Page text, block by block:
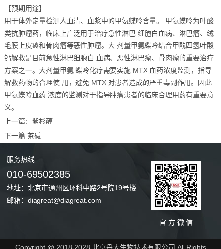
【预期用途】
用于体外定量检测人血清、血浆中的甲氨蝶呤含量。 甲氨蝶呤为叶酸
类抗肿瘤药，临床上广泛用于治疗急性淋巴 细胞白血病、淋巴瘤、绒
毛膜上皮癌和骨肉瘤等恶性肿瘤。大 剂量甲氨蝶吟结合甲酰四氢叶酸
钙解救是目前急性淋巴细胞白 血病、恶性淋巴瘤、骨肉瘤的重要治疗
方案之一。大剂量甲氨 蝶呤化疗需要实施 MTX 血药浓度监测，指导
解救药物的合理使 用，避免 MTX 对患者造成的严重毒副作用。因此
甲氨蝶呤血药 浓度的监测对于指导肿瘤患者的临床合理用药有重要意
义。
上一篇:
紫杉醇
下一篇:茶碱
服务热线
010-69502385
地址：北京市通州区环科中路2号院19号楼
邮箱：diagreat@diagreat.com
官 方 微 信
Copyright @ 2018-2028 北京丹大生物技术有限公司 All Rights